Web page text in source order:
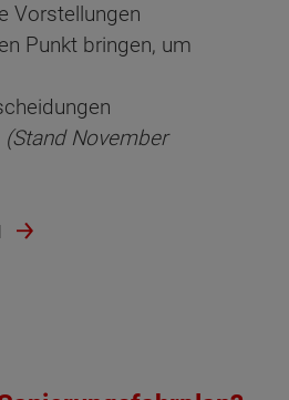
Vorstellungen
Punkt bringen, um
(Stand November